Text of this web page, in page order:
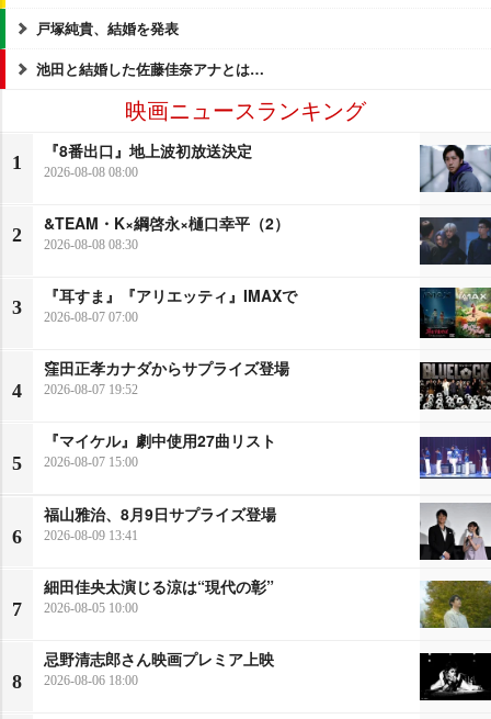
戸塚純貴、結婚を発表
池田と結婚した佐藤佳奈アナとは…
映画ニュースランキング
1
『8番出口』地上波初放送決定
2026-08-08 08:00
2
&TEAM・K×綱啓永×樋口幸平（2）
2026-08-08 08:30
3
『耳すま』『アリエッティ』IMAXで
2026-08-07 07:00
4
窪田正孝カナダからサプライズ登場
2026-08-07 19:52
5
『マイケル』劇中使用27曲リスト
2026-08-07 15:00
6
福山雅治、8月9日サプライズ登場
2026-08-09 13:41
7
細田佳央太演じる涼は“現代の彰”
2026-08-05 10:00
8
忌野清志郎さん映画プレミア上映
2026-08-06 18:00